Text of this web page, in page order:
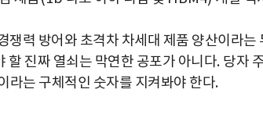
쟁력 방어와 초격차 차세대 제품 양산이라는
할 진짜 열쇠는 막연한 공포가 아니다. 당자
라는 구체적인 숫자를 지켜봐야 한다.